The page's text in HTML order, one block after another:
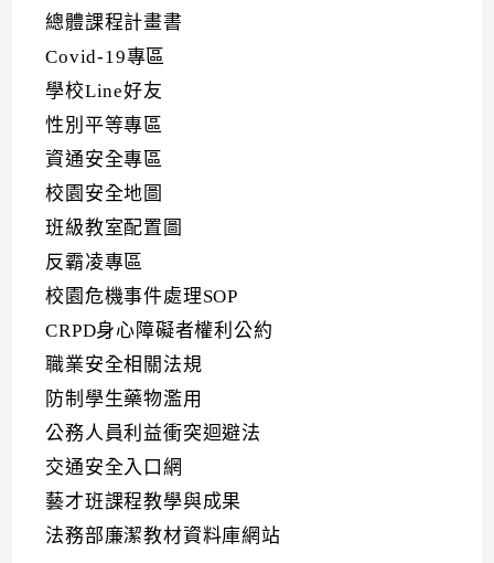
總體課程計畫書
Covid-19專區
學校Line好友
性別平等專區
資通安全專區
校園安全地圖
班級教室配置圖
反霸凌專區
校園危機事件處理SOP
CRPD身心障礙者權利公約
職業安全相關法規
防制學生藥物濫用
公務人員利益衝突迴避法
交通安全入口網
藝才班課程教學與成果
法務部廉潔教材資料庫網站